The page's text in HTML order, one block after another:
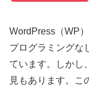
WordPress（WP
プログラミングな
ています。しかし
見もあります。こ